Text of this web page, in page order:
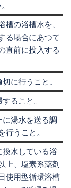
槽の浴槽水を、
る場合にあつて
直前に投入する
に行うこと。
ること。
に湯水を送る調
うこと。
換水している浴
上、塩素系薬剤
使用型循環浴槽